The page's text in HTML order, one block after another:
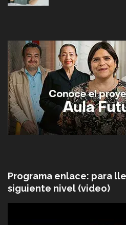
Programa enlace: para
siguiente nivel (video)